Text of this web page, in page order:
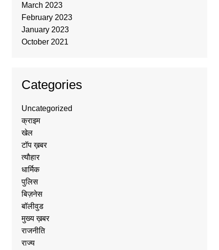
March 2023
February 2023
January 2023
October 2021
Categories
Uncategorized
क्राइम
खेल
टॉप ख़बर
त्यौहार
धार्मिक
पुलिस
बिज़नेस
बॉलीवुड
मुख्य ख़बर
राजनीति
राज्य